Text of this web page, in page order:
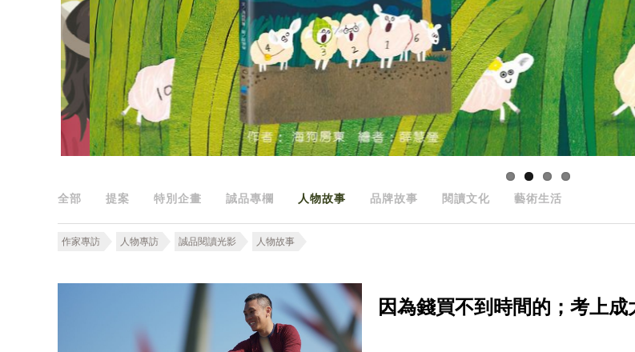
全部 提案 特別企畫 誠品專欄 人物故事 品牌故事 閱讀文化 藝術生活
作家專訪 人物專訪 誠品閱讀光影 人物故事
因為錢買不到時間的；考上